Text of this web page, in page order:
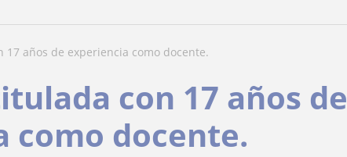
17 años de experiencia como docente.
con 17 años de
como docente.